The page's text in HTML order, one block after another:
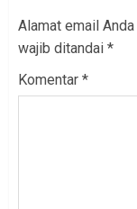
Alamat email
wajib ditandai *
Komentar *